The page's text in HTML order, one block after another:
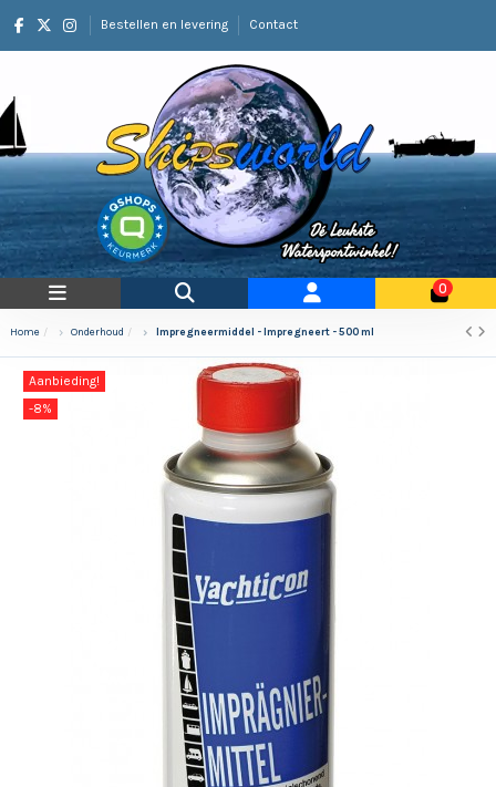
Bestellen en levering Contact
0
Home Onderhoud Impregneermiddel - Impregneert - 500 ml
Aanbieding!
-8%